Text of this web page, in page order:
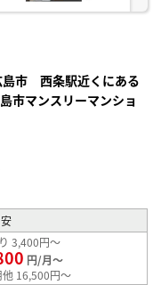
島市 西条駅近くにある
市マンスリーマンショ
3,400円～
円/月～
16,500円～